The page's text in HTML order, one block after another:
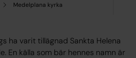
Medelplana kyrka
ha varit tillägnad Sankta Helena
En källa som bär hennes namn är